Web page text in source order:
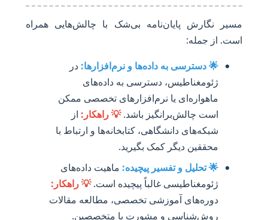
مسیر نگارش پایان‌نامه بی‌شک با چالش‌هایی همراه
است. از جمله:
🌟 دسترسی به داده‌ها و نرم‌افزارها: در
ژئومغناطیس، دسترسی به داده‌های
ماهواره‌ای یا نرم‌افزارهای تخصصی ممکن
است چالش‌برانگیز باشد.💡 راهکار: از
شبکه‌های دانشگاهی، کتابخانه‌ها و ارتباط با
محققین دیگر کمک بگیرید.
🌟 تحلیل و تفسیر پیچیده: ماهیت داده‌های
ژئومغناطیسی غالباً پیچیده است.💡 راهکار:
دوره‌های آموزشی تخصصی، مطالعه مقالات
روش‌شناسی و مشورت با متخصصین.